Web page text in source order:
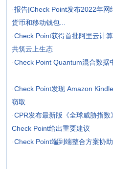
·报告|Check Point发布2022年
货币和移动钱包...
·Check Point获得首批阿里云计
共筑云上生态
·Check Point Quantum混合数据
·Check Point发现 Amazon
窃取
·CPR发布最新版《全球威胁指数
Check Point给出重要建议
·Check Point端到端整合方案协